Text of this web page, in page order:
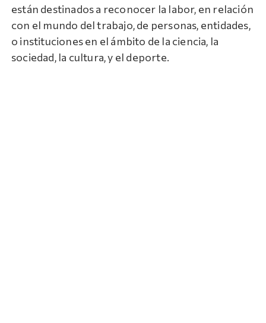
están destinados a reconocer la labor, en relación
con el mundo del trabajo, de personas, entidades,
o instituciones en el ámbito de la ciencia, la
sociedad, la cultura, y el deporte.